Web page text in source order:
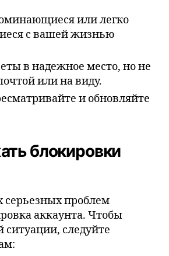
или легко
с вашей жизнью
в надежное место, но не
или на виду.
и обновляйте
блокировки
серьезных проблем
аккаунта. Чтобы
ситуации, следуйте